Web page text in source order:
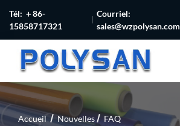
Tél: ＋86-
15858717321
Courriel:
sales@wzpolysan.com
Accueil Nouvelles FAQ